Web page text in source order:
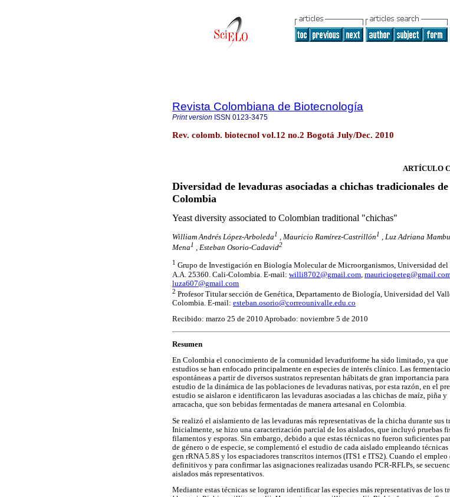
Revista Colombiana de Biotecnología
Print version ISSN 0123-3475
Rev. colomb. biotecnol vol.12 no.2 Bogotá July/Dec. 2010
ARTÍCULO
Diversidad de levaduras asociadas a chichas tradicionales de
Colombia
Yeast diversity associated to Colombian traditional "chichas"
William Andrés López-Arboleda1 , Mauricio Ramírez-Castrillón1
, Luz Adriana
Mena1 , Esteban Osorio-Cadavid2
1 Grupo de Investigación en Biología Molecular de Microorganismos, Universidad del
A.A. 25360. Cali-Colombia. E-mail: willi8702@gmail.com
luza607@gmail.com
2 Profesor Titular sección de Genética, Departamento de Biología, Universidad del
Colombia. E-mail: esteban.osorio@correounivalle.edu.co
Recibido: marzo 25 de 2010 Aprobado: noviembre 5 de 2010
Resumen
En Colombia el conocimiento de la comunidad levaduriforme ha sido limitado, ya que
estudios se han enfocado principalmente en especies de interés clínico. Las
espontáneas a partir de diversos sustratos representan hábitats de gran importancia
estudio de la dinámica de las poblaciones de levaduras nativas, por esta razón, en el
estudio se aislaron e identificaron las levaduras asociadas a las chichas de maíz, piña y
arracacha, que son bebidas fermentadas de manera artesanal en Colombia.
Se realizó el aislamiento de las levaduras más representativas de la chicha durante
Inicialmente, se hizo una caracterización parcial de los aislados, que incluyó pruebas
filamentos y esporas. Sin embargo, debido a que estas técnicas no fueron suficientes
de género o de especie, se complementó el estudio de cada aislado empleando
gen rRNA 5.8S y los espaciadores transcritos internos (ITS1 e ITS2). Cuando el
definitivos y para confirmar las asignaciones realizadas usando PCR-RFLPs, se
aislados más representativos.
Mediante estas técnicas se lograron identificar las especies más representativas de los